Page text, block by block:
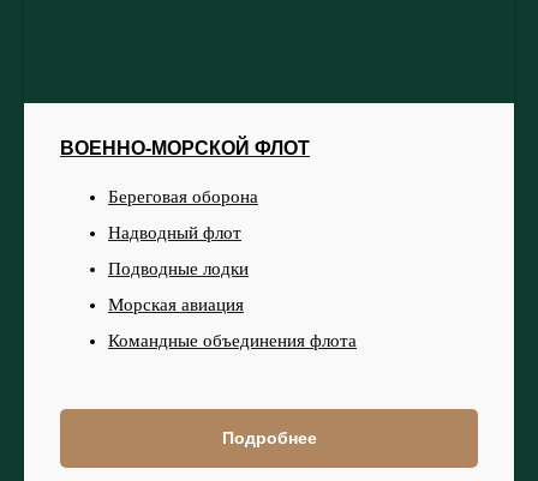
ВОЕННО-МОРСКОЙ ФЛОТ
Береговая оборона
Надводный флот
Подводные лодки
Морская авиация
Командные объединения флота
Подробнее